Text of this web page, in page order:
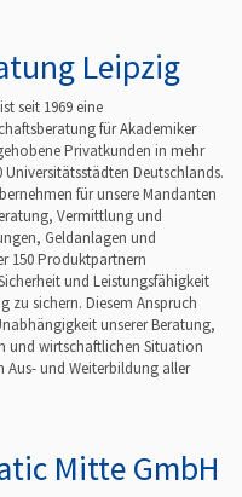
Leipzig
seit 1969 eine
für Akademiker
Privatkunden in mehr
Universitätsstädten Deutschlands.
für unsere Mandanten
Vermittlung und
Geldanlagen und
150 Produktpartnern
und Leistungsfähigkeit
zu sichern. Diesem Anspruch
unserer Beratung,
und wirtschaftlichen Situation
und Weiterbildung aller
Mitte GmbH